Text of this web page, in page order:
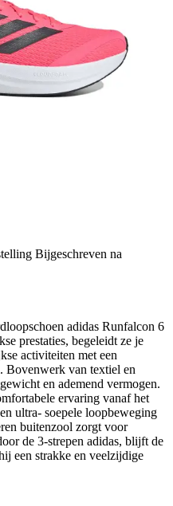
Bijgeschreven na
adidas Runfalcon 6
prestaties, begeleidt ze je
activiteiten met een
Bovenwerk van textiel en
en ademend vermogen.
ervaring vanaf het
ultra- soepele loopbeweging
buitenzool zorgt voor
de 3-strepen adidas, blijft de
een strakke en veelzijdige